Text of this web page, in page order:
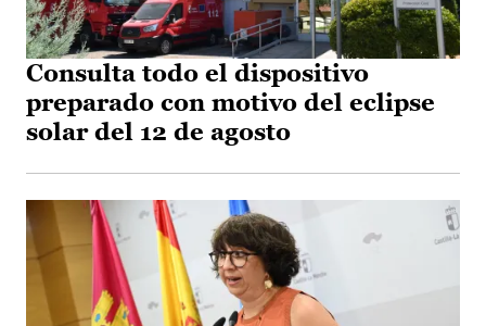
Consulta todo el dispositivo
preparado con motivo del eclipse
solar del 12 de agosto